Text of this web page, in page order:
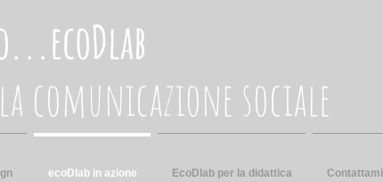
comunicazione sociale
ecoDlab in azione EcoDlab per la didattica Contattami